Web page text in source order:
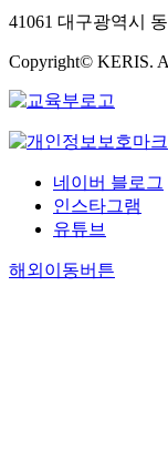
41061 대구광역시
Copyright© KERIS.
네이버 블로그
인스타그램
유튜브
해외이동버튼